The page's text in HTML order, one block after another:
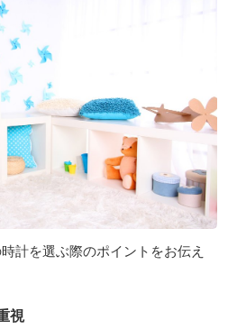
計を選ぶ際のポイントをお伝え
視